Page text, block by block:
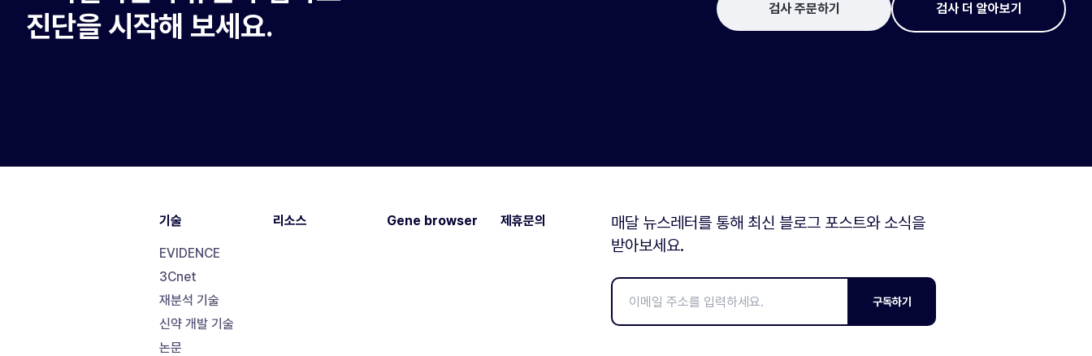
진단을 시작해 보세요.
검사 주문하기 검사 더 알아보기
기술
EVIDENCE
3Cnet
재분석 기술
신약 개발 기술
논문
리소스 Gene browser 제휴문의
매달 뉴스레터를 통해 최신 블로그 포스트와 소식을
받아보세요.
구독하기